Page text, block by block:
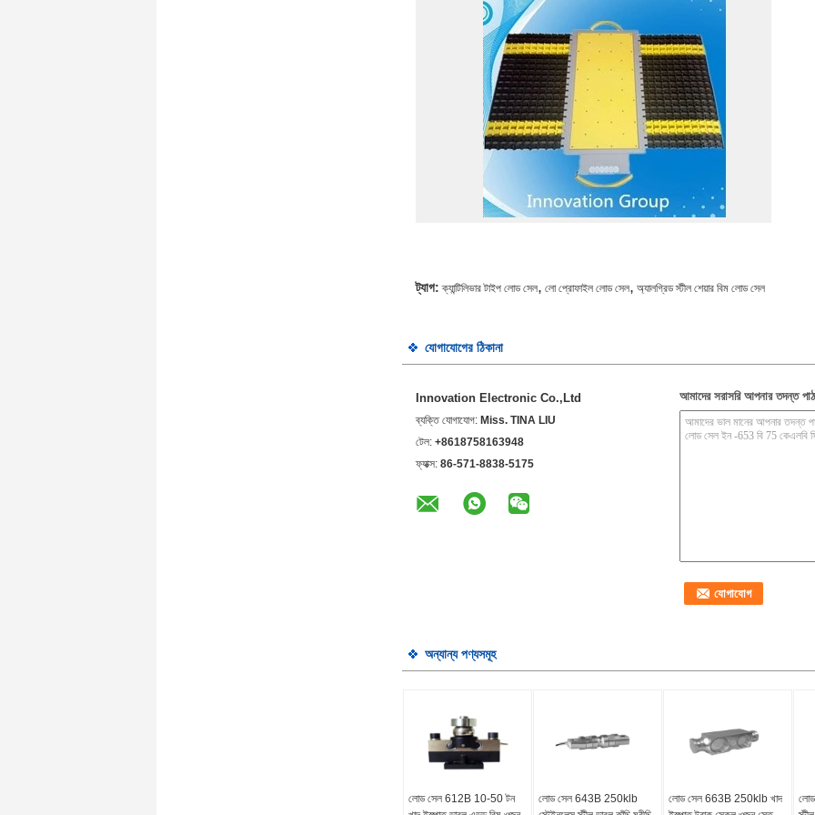
ট্যাগ: ক্যান্টিলিভার টাইপ লোড সেল, লো প্রোফাইল লোড সেল, অ্যালগ্রিড স্টীল শেয়ার বিম লোড সেল
যোগাযোগের ঠিকানা
Innovation Electronic Co.,Ltd
ব্যক্তি যোগাযোগ: Miss. TINA LIU
টেল: +8618758163948
ফ্যাক্স: 86-571-8838-5175
আমাদের সরাসরি আপনার তদন্ত
অন্যান্য পণ্যসমূহ
লোড সেল 612B 10-50 টন
লোড সেল 643B 250klb
লোড সেল 663B 250klb খাদ